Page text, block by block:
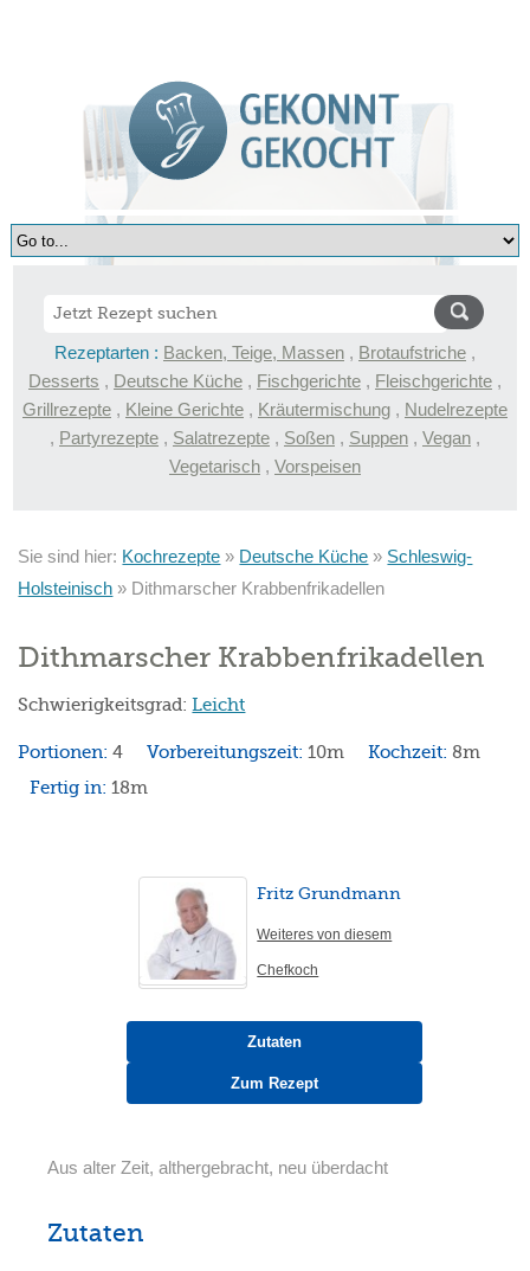
Rezeptarten : Backen, Teige, Massen , Brotaufstriche ,
Desserts , Deutsche Küche , Fischgerichte , Fleischgerichte ,
Grillrezepte , Kleine Gerichte , Kräutermischung , Nudelrezepte
, Partyrezepte , Salatrezepte , Soßen , Suppen , Vegan ,
Vegetarisch , Vorspeisen
Sie sind hier: Kochrezepte » Deutsche Küche » Schleswig-
Holsteinisch » Dithmarscher Krabbenfrikadellen
Dithmarscher Krabbenfrikadellen
Schwierigkeitsgrad:Leicht
Portionen:4 Vorbereitungszeit:10m Kochzeit: 8m
Fertig in:18m
Fritz Grundmann
Weiteres von diesem
Chefkoch
Zutaten
Zum Rezept
Aus alter Zeit, althergebracht, neu überdacht
Zutaten